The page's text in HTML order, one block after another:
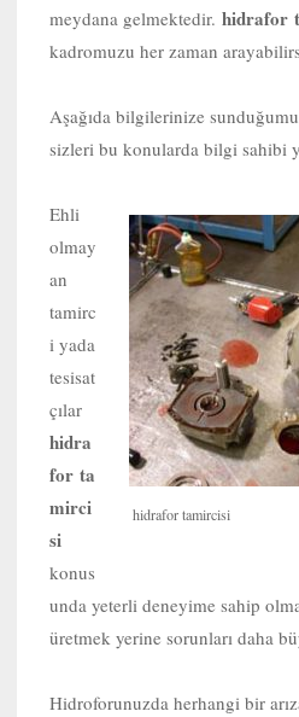
meydana gelmektedir. hidrafor
kadromuzu her zaman
Aşağıda bilgilerinize
sizleri bu konularda bilgi sahibi
hidrafor tamircisi
Ehli
olmay
an
tamirc
i yada
tesisat
çılar
hidra
for ta
mirci
si
konus
unda yeterli deneyime sahip
üretmek yerine sorunları daha
Hidroforunuzda herhangi bir